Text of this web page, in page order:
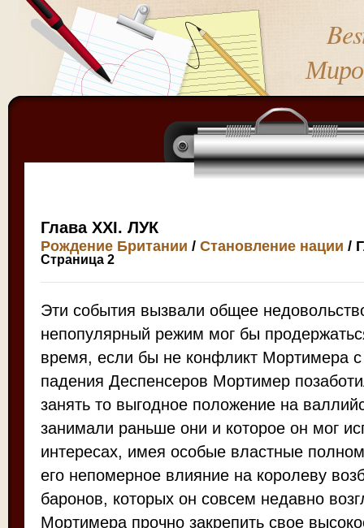
Глава XXI. ЛУК
Рождение Британии / Становление нации /
Страница 2
Эти события вызвали общее
непопулярный режим мог бы
время, если бы не конфликт Мортимера
падения Деспенсеров Мортимер
занять то выгодное положение на
занимали раньше они и которое он мог
интересах, имея особые властные
его непомерное влияние на королеву
баронов, которых он совсем недавно
Мортимера прочно закрепить свое